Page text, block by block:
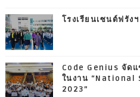
โรงเรียนเซนต์ฟรัง
Code Genius จัด
ในงาน “National
2023”